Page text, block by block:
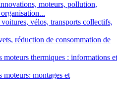
moteurs, pollution,
vélos, transports collectifs,
réduction de consommation de
moteurs thermiques : informations et
moteurs: montages et